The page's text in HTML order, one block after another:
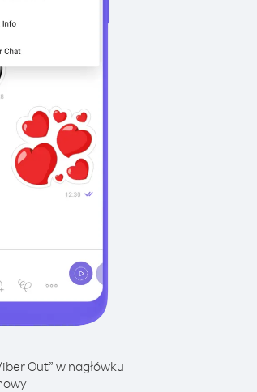
Out” w nagłówku